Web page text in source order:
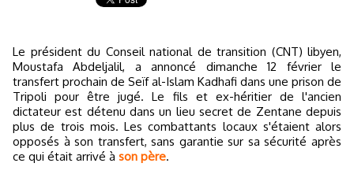
Le président du Conseil national de transition (CNT) libyen,
Moustafa Abdeljalil, a annoncé dimanche 12 février le
transfert prochain de Seïf al-Islam Kadhafi dans une prison de
Tripoli pour être jugé. Le fils et ex-héritier de l'ancien
dictateur est détenu dans un lieu secret de Zentane depuis
plus de trois mois. Les combattants locaux s'étaient alors
opposés à son transfert, sans garantie sur sa sécurité après
ce qui était arrivé à son père.